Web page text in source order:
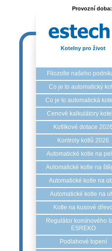
Provozní doba:
Kotelny pro život
Filozofie našeho
Co je to automatický
Co je to automatická
Cenové kalkulátory
Kotlíkové dotace 2026
Kontroly kotlů 2026
Automatické kotle na
Automatické kotle na
Automatické kotle na
Automatické kotle na
Kotle na kusové dřevo
Regulátor komínového
ESREKO
Podlahové topení